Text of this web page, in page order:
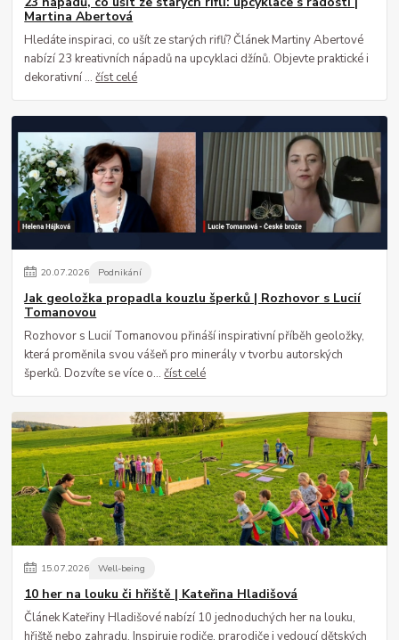
Martina Abertová
Hledáte inspiraci, co ušít ze starých riflí? Článek Martiny Abertové
nabízí 23 kreativních nápadů na upcyklaci džínů. Objevte praktické i
dekorativní ...číst celé
20.07.2026 Podnikání
Jak geoložka propadla kouzlu šperků | Rozhovor s Lucií
Tomanovou
Rozhovor s Lucií Tomanovou přináší inspirativní příběh geoložky,
která proměnila svou vášeň pro minerály v tvorbu autorských
šperků. Dozvíte se více o...číst celé
15.07.2026 Well-being
10 her na louku či hřiště | Kateřina Hladišová
Článek Kateřiny Hladišové nabízí 10 jednoduchých her na louku,